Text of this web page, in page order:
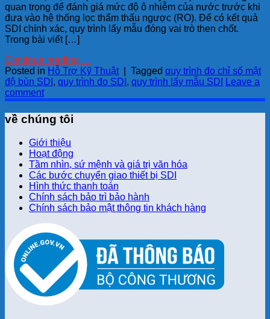
quan trọng để đánh giá mức độ ô nhiễm của nước trước khi
đưa vào hệ thống lọc thẩm thấu ngược (RO). Để có kết quả
SDI chính xác, quy trình lấy mẫu đóng vai trò then chốt.
Trong bài viết […]
Continue reading →
Posted in Hỗ Trợ Kỹ Thuật Tagged quy trình đo chỉ số mật
độ bùn SDI , quy trình đo SDI , quy trình lấy mẫu SDI
Leave a
comment
về chúng tôi
Giới thiệu
Hoạt động
Tầm nhìn, sứ mệnh và giá trị văn hóa
Các bước chuyển giao thiết bị SDI
Hình thức thanh toán
Chính sách bảo trì bảo hành
Chính sách bảo mật thông tin khách hàng